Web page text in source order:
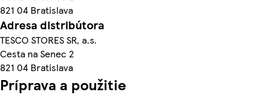
821 04 Bratislava
Adresa distribútora
TESCO STORES SR, a.s.
Cesta na Senec 2
821 04 Bratislava
Príprava a použitie